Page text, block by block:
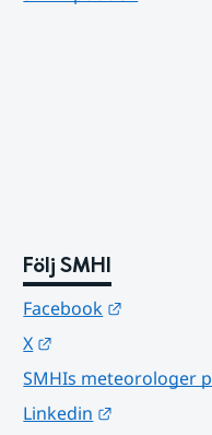
Följ SMHI
Facebook
X
SMHIs meteorologer
Linkedin